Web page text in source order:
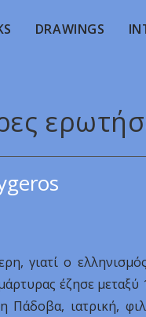
DRAWINGS
γιατί ο
έζησε μεταξύ
ιατρική,